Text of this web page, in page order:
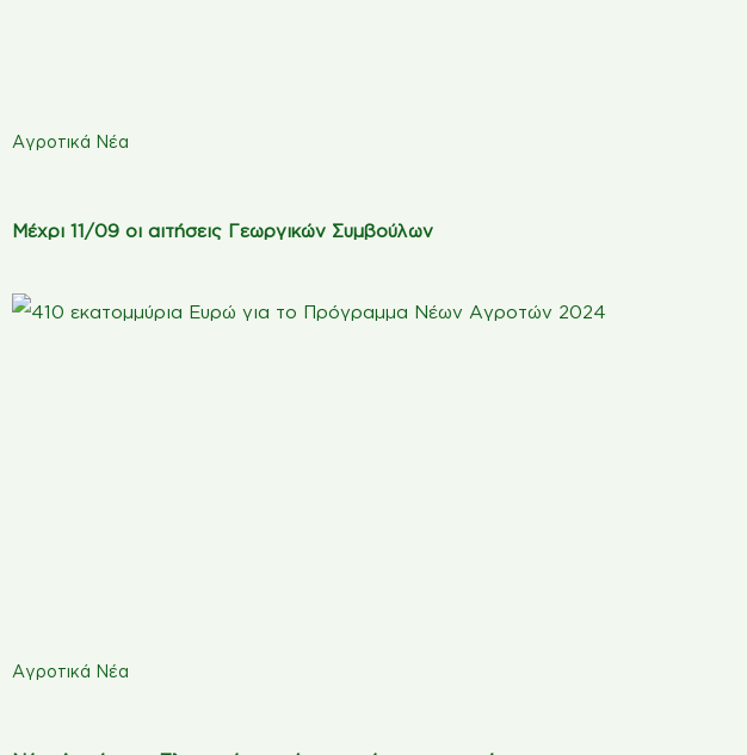
Αγροτικά Νέα
Μέχρι 11/09 οι αιτήσεις Γεωργικών Συμβούλων
Αγροτικά Νέα